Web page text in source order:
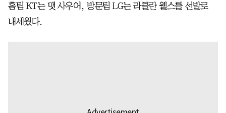
홈팀 KT는 맷 사우어, 방문팀 LG는 라클란 웰스를 선발로
내세웠다.